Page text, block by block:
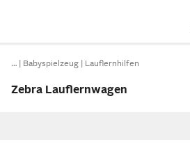
… Babyspielzeug Lauflernhilfen
Zebra Lauflernwagen